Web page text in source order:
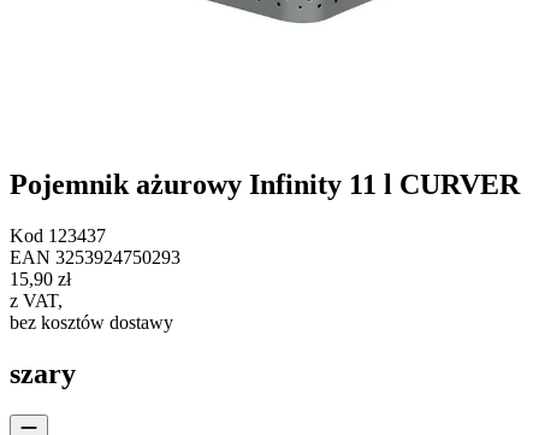
Pojemnik ażurowy Infinity 11 l CURVER
Kod 123437
EAN 3253924750293
15,90 zł
z VAT,
bez kosztów dostawy
szary